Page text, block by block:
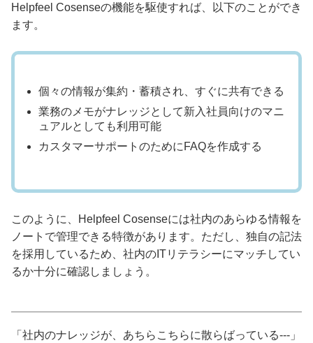
Helpfeel Cosenseの機能を駆使すれば、以下のことができ
ます。
個々の情報が集約・蓄積され、すぐに共有できる
業務のメモがナレッジとして新入社員向けのマニ
ュアルとしても利用可能
カスタマーサポートのためにFAQを作成する
このように、Helpfeel Cosenseには社内のあらゆる情報を
ノートで管理できる特徴があります。ただし、独自の記法
を採用しているため、社内のITリテラシーにマッチしてい
るか十分に確認しましょう。
「社内のナレッジが、あちらこちらに散らばっている---」